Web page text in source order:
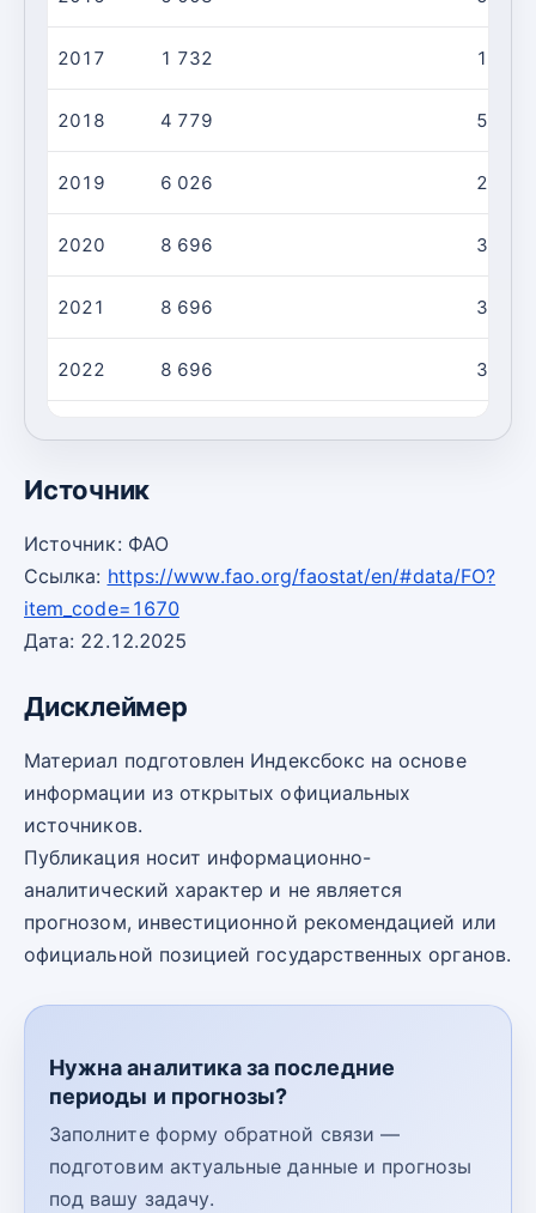
2017 1 732 136,5
2018 4 779 500,0
2019 6 026 262,0
2020 8 696 300,0
2021 8 696 300,0
2022 8 696 300,0
300,0
Источник
Источник: ФАО
Ссылка: https://www.fao.org/faostat/en/#data/FO?
item_code=1670
Дата: 22.12.2025
Дисклеймер
Материал подготовлен Индексбокс на основе
информации из открытых официальных
источников.
Публикация носит информационно-
аналитический характер и не является
прогнозом, инвестиционной рекомендацией или
официальной позицией государственных органов.
Нужна аналитика за последние
периоды и прогнозы?
Заполните форму обратной связи —
подготовим актуальные данные и прогнозы
под вашу задачу.